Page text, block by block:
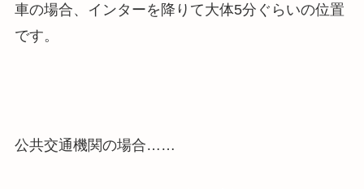
車の場合、インターを降りて大体5分ぐらいの位置
です。
公共交通機関の場合……